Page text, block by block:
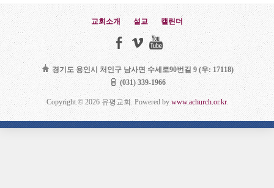
교회소개 설교 캘린더
경기도 용인시 처인구 남사면 수세로90번길 9 (우: 17118)
(031) 339-1966
Copyright © 2026 유평교회. Powered by www.achurch.or.kr.